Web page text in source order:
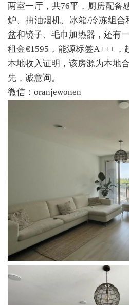
两室一厅，共76平，厨房配备
炉、抽油烟机、冰箱/冷冻组
盆和镜子、毛巾加热器，还有
租金€1595，能源标签A+++，
本地收入证明，该房源为本地
先，诚意询。
微信：oranjewonen